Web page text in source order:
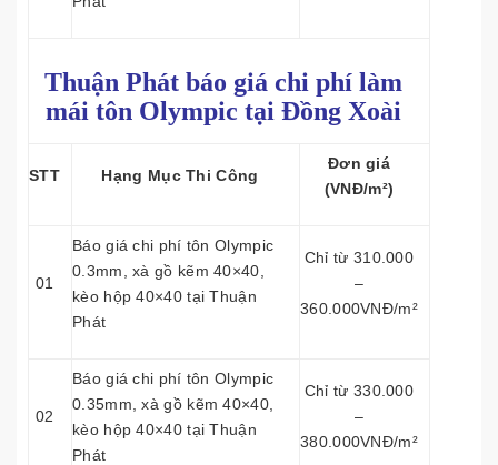
Thuận Phát báo giá chi phí làm
mái tôn Olympic tại Đồng Xoài
STT Hạng Mục Thi Công
Đơn giá
(VNĐ/m²)
01
Báo giá chi phí tôn Olympic
0.3mm, xà gồ kẽm 40×40,
kèo hộp 40×40 tại Thuận
Phát
Chỉ từ 310.000
–
360.000VNĐ/m²
02
Báo giá chi phí tôn Olympic
0.35mm, xà gồ kẽm 40×40,
kèo hộp 40×40 tại Thuận
Phát
Chỉ từ 330.000
–
380.000VNĐ/m²